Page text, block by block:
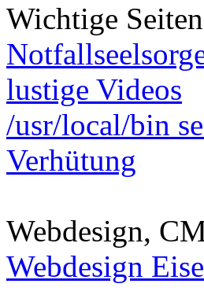
Wichtige Seiten
lustige Videos
/usr/local/bin
Verhütung
Webdesign,
Webdesign